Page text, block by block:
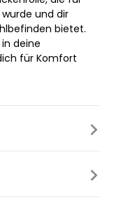
und dir
bietet.
deine
für Komfort